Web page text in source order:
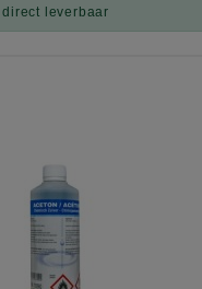
leverbaar